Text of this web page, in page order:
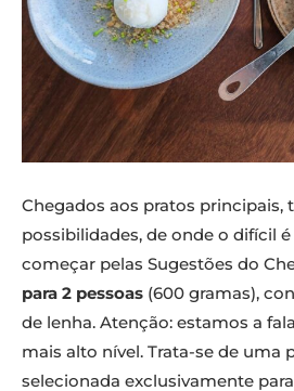
Chegados aos pratos principais,
possibilidades, de onde o difícil
começar pelas Sugestões do
para 2 pessoas (600 gramas),
de lenha. Atenção: estamos a
mais alto nível. Trata-se de uma
selecionada exclusivamente